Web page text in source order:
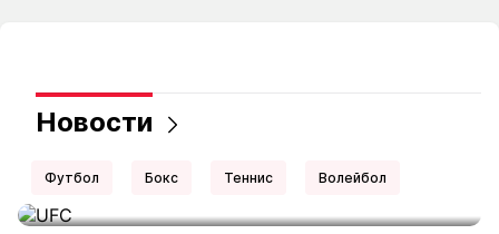
Новости
Футбол Бокс Теннис Волейбол